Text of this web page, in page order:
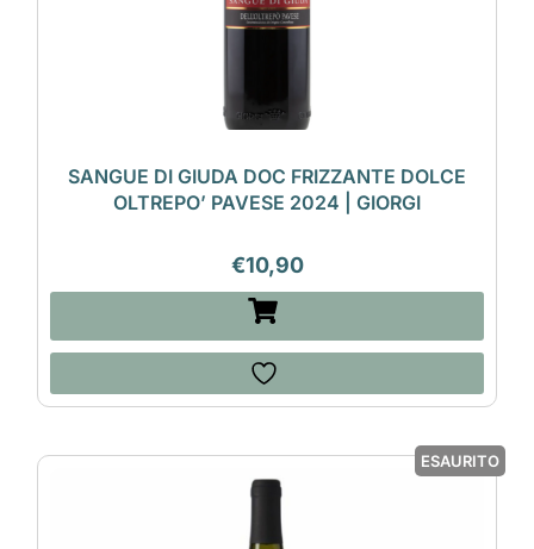
SANGUE DI GIUDA DOC FRIZZANTE DOLCE
OLTREPO’ PAVESE 2024 | GIORGI
€10,90
ESAURITO